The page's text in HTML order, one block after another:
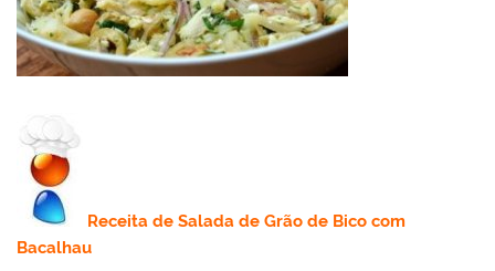
Receitade Salada de Grão de Bico com
Bacalhau